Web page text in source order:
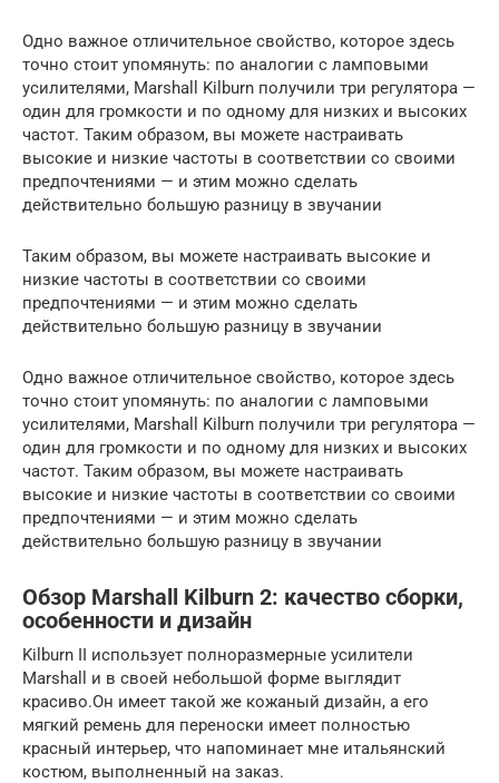
Одно важное отличительное свойство, которое здесь
точно стоит упомянуть: по аналогии с ламповыми
усилителями, Marshall Kilburn получили три регулятора —
один для громкости и по одному для низких и высоких
частот. Таким образом, вы можете настраивать
высокие и низкие частоты в соответствии со своими
предпочтениями — и этим можно сделать
действительно большую разницу в звучании
Таким образом, вы можете настраивать высокие и
низкие частоты в соответствии со своими
предпочтениями — и этим можно сделать
действительно большую разницу в звучании
Одно важное отличительное свойство, которое здесь
точно стоит упомянуть: по аналогии с ламповыми
усилителями, Marshall Kilburn получили три регулятора —
один для громкости и по одному для низких и высоких
частот. Таким образом, вы можете настраивать
высокие и низкие частоты в соответствии со своими
предпочтениями — и этим можно сделать
действительно большую разницу в звучании
Обзор Marshall Kilburn 2: качество сборки,
особенности и дизайн
Kilburn II использует полноразмерные усилители
Marshall и в своей небольшой форме выглядит
красиво.Он имеет такой же кожаный дизайн, а его
мягкий ремень для переноски имеет полностью
красный интерьер, что напоминает мне итальянский
костюм, выполненный на заказ.